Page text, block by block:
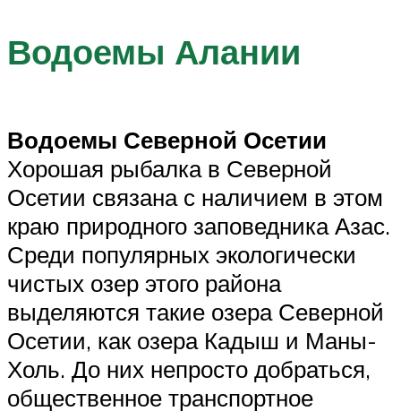
Водоемы Алании
Водоемы Северной Осетии
Хорошая рыбалка в Северной
Осетии связана с наличием в этом
краю природного заповедника Азас.
Среди популярных экологически
чистых озер этого района
выделяются такие озера Северной
Осетии, как озера Кадыш и Маны-
Холь. До них непросто добраться,
общественное транспортное